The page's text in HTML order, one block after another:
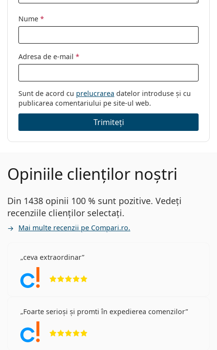
Nume *
Adresa de e-mail *
Sunt de acord cu prelucrarea datelor introduse și cu
publicarea comentariului pe site-ul web.
Trimiteți
Opiniile clienților noștri
Din 1438 opinii 100 % sunt pozitive. Vedeți
recenziile clienților selectați.
Mai multe recenzii pe Compari.ro.
ceva extraordinar
Foarte serioși și promti în expedierea comenzilor